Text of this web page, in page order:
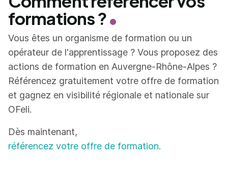
formations ?
Vous êtes un organisme de formation ou un
opérateur de l'apprentissage ? Vous proposez des
actions de formation en Auvergne-Rhône-Alpes ?
Référencez gratuitement votre offre de formation
et gagnez en visibilité régionale et nationale sur
OFeli.
Dès maintenant,
référencez votre offre de formation.